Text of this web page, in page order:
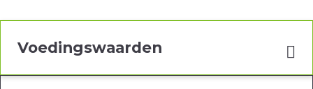
Voedingswaarden